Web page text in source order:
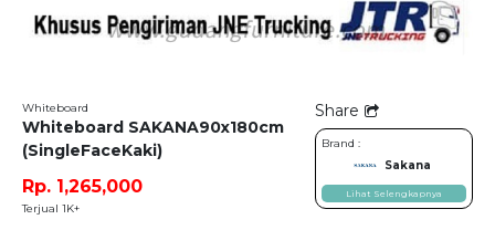
Whiteboard
Whiteboard SAKANA90x180cm
(SingleFaceKaki)
Rp. 1,265,000
Terjual 1K+
Share
Brand :
Sakana
Lihat Selengkapnya